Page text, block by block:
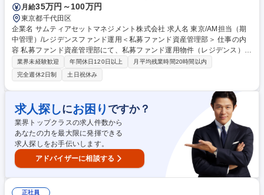
ファンド管理体制構築（ミドルバック）/AM事業立上げ】年休129日
月給35万円～100万円
東京都千代田区
企業名 サムティアセットマネジメント株式会社 求人名 東京/AM担当（期
中管理）/レジデンスファンド運用＜私募ファンド資産管理部＞ 仕事の内
容 私募ファンド資産管理部にて、私募ファンド運用物件（レジデンス）の
期中管理業務全般を担当します。PM会社のコントロールや予算策定、資
金管理から、投資家・レンダー対応まで幅広く担います。 ■期中管理・予
算関連：物件の管理運営計画や予算の策定、資金管理を行います。 ■レポ
ート・会計関連：月次レポートの確認、予実管理や収支分析などの会計・
決算関連業務、AMレポートの作成に対応します。 ■折衝・関係者コント
ロール：PM会社のコントロールや、レンダー・投資家への対応、信託銀
行への指図業務を担います。 募集職種 東京/AM担当（期中管理）/レジデ
ンスファンド運用＜私募ファンド資産管理部＞
業界未経験歓迎 年間休日120日以上
月平均残業時間20時間以内
完全週休2日制
土日祝休み
求人探しにお困り ですか？
業界トップクラスの求人件数から
あなたの力を最大限に発揮できる
求人探しをお手伝いします。
アドバイザーに相談する
正社員